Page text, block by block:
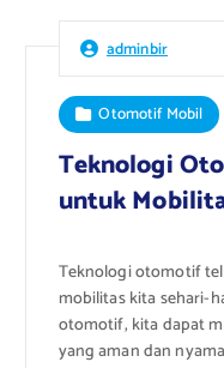
adminbir
Otomotif Mobil
Teknologi
untuk
Teknologi otomotif
mobilitas kita sehari-
otomotif, kita dapat
yang aman dan